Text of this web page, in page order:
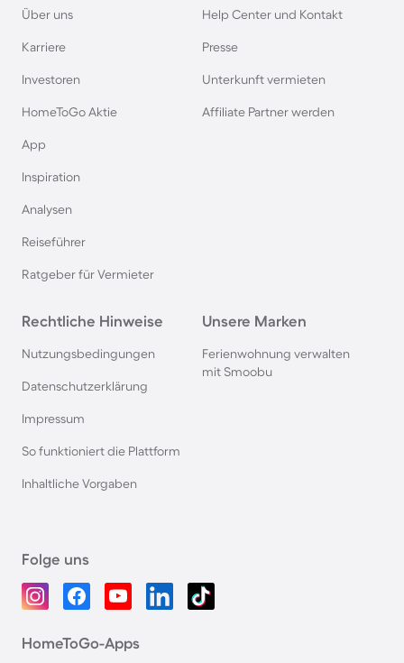
Über uns
Karriere
Investoren
HomeToGo Aktie
App
Inspiration
Analysen
Reiseführer
Ratgeber für Vermieter
Help Center und Kontakt
Presse
Unterkunft vermieten
Affiliate Partner werden
Rechtliche Hinweise
Nutzungsbedingungen
Datenschutzerklärung
Impressum
So funktioniert die Plattform
Inhaltliche Vorgaben
Unsere Marken
Ferienwohnung verwalten
mit Smoobu
Folge uns
HomeToGo-Apps